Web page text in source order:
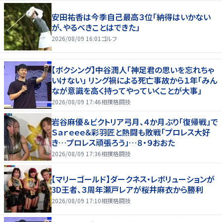
安田祐香は今季自己最高３位「納得はいかない
が、やるべきことはできた」
2026/08/09 16:01 ゴルフ
【ボクシング】中谷潤人「神足君の思いを忘れちゃ
いけない」 リング禍による死亡事故から１年「みん
なが意識を高く持ってやっていくことが大事」
2026/08/09 17:46相撲格闘技
岩谷麻優＆ビクトリア弓月、４か月ぶり「復帰戦」で
Ｓａｒｅｅｅ＆彩羽匠と熱闘も敗戦「プロレス大好
き…プロレス頑張ろう」…８・９おおた
2026/08/09 17:36相撲格闘技
【マリーゴールド】ダークネス・レボリューションが
3D王者、３周年瀬戸レアが桜井麻衣から勝利
2026/08/09 17:10相撲格闘技